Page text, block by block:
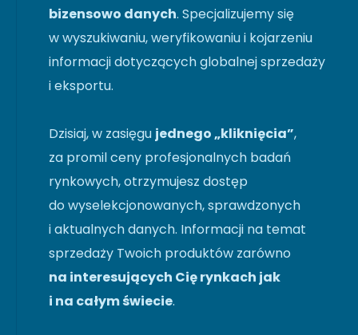
bizensowo danych. Specjalizujemy się
w wyszukiwaniu, weryfikowaniu i kojarzeniu
informacji dotyczących globalnej sprzedaży
i eksportu.
Dzisiaj, w zasięgu jednego „kliknięcia”,
za promil ceny profesjonalnych badań
rynkowych, otrzymujesz dostęp
do wyselekcjonowanych, sprawdzonych
i aktualnych danych. Informacji na temat
sprzedaży Twoich produktów zarówno
na interesujących Cię rynkach jak
i na całym świecie.